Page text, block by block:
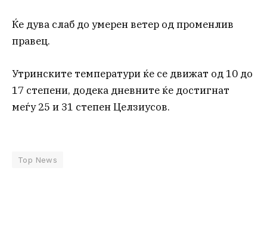
Ќе дува слаб до умерен ветер од променлив
правец.
Утринските температури ќе се движат од 10 до
17 степени, додека дневните ќе достигнат
меѓу 25 и 31 степен Целзиусов.
Top News